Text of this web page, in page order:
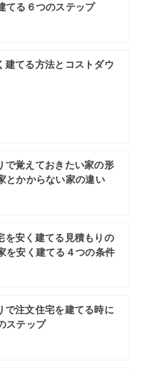
てる６つのステップ
建てる方法とコストダウ
で覚えておきたい家の形
とかからない家の違い
を安く建てる見積もりの
を安く建てる４つの条件
で注文住宅を建てる時に
ステップ